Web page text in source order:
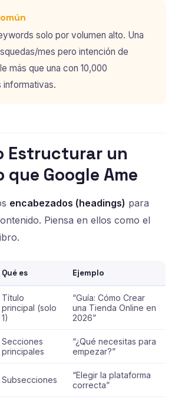
solo por volumen alto. Una
mes pero intención de
más que una con 10,000
informativas.
Estructurar un
Google Ame
encabezados (headings) para
Piensa en ellos como el
Qué es Ejemplo
Título
principal (solo
1)
“Guía: Cómo Crear
una Tienda Online en
2026”
Secciones
principales
“¿Qué necesitas para
empezar?”
Subsecciones
“Elegir la plataforma
correcta”